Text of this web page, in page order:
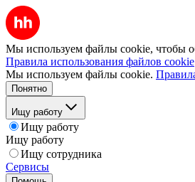
Мы используем файлы cookie, чтобы
Правила использования файлов cookie
Мы используем файлы cookie.
Понятно
Ищу работу
Ищу работу
Ищу работу
Ищу сотрудника
Сервисы